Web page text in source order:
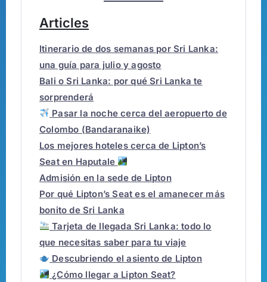
Articles
Itinerario de dos semanas por Sri Lanka:
una guía para julio y agosto
Bali o Sri Lanka: por qué Sri Lanka te
sorprenderá
Pasar la noche cerca del aeropuerto de
Colombo (Bandaranaike)
Los mejores hoteles cerca de Lipton’s
Seat en Haputale
Admisión en la sede de Lipton
Por qué Lipton’s Seat es el amanecer más
bonito de Sri Lanka
Tarjeta de llegada Sri Lanka: todo lo
que necesitas saber para tu viaje
Descubriendo el asiento de Lipton
¿Cómo llegar a Lipton Seat?